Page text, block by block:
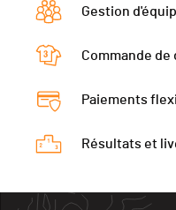
Gestion
Commande
Paiements
Résultats et